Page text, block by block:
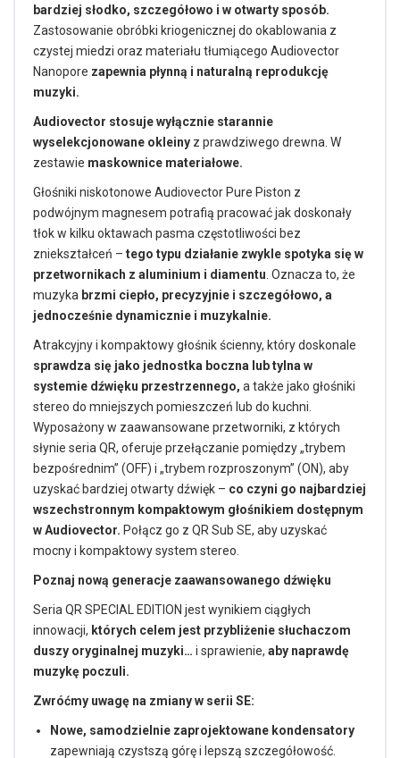
bardziej słodko, szczegółowo i w otwarty sposób.
Zastosowanie obróbki kriogenicznej do okablowania z
czystej miedzi oraz materiału tłumiącego Audiovector
Nanopore zapewnia płynną i naturalną reprodukcję
muzyki.
Audiovector stosuje wyłącznie starannie
wyselekcjonowane okleiny z prawdziwego drewna. W
zestawie maskownice materiałowe.
Głośniki niskotonowe Audiovector Pure Piston z
podwójnym magnesem potrafią pracować jak doskonały
tłok w kilku oktawach pasma częstotliwości bez
zniekształceń – tego typu działanie zwykle spotyka się w
przetwornikach z aluminium i diamentu . Oznacza to, że
muzyka brzmi ciepło, precyzyjnie i szczegółowo, a
jednocześnie dynamicznie i muzykalnie.
Atrakcyjny i kompaktowy głośnik ścienny, który doskonale
sprawdza się jako jednostka boczna lub tylna w
systemie dźwięku przestrzennego, a także jako głośniki
stereo do mniejszych pomieszczeń lub do kuchni.
Wyposażony w zaawansowane przetworniki, z których
słynie seria QR, oferuje przełączanie pomiędzy „trybem
bezpośrednim” (OFF) i „trybem rozproszonym” (ON), aby
uzyskać bardziej otwarty dźwięk – co czyni go najbardziej
wszechstronnym kompaktowym głośnikiem dostępnym
w Audiovector. Połącz go z QR Sub SE, aby uzyskać
mocny i kompaktowy system stereo.
Poznaj nową generacje zaawansowanego dźwięku
Seria QR SPECIAL EDITION jest wynikiem ciągłych
innowacji, których celem jest przybliżenie słuchaczom
duszy oryginalnej muzyki… i sprawienie, aby naprawdę
muzykę poczuli.
Zwróćmy uwagę na zmiany w serii SE:
Nowe, samodzielnie zaprojektowane kondensatory
zapewniają czystszą górę i lepszą szczegółowość.